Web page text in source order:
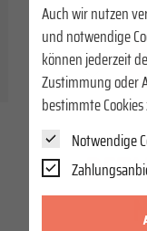
Auch wir nutzen
und notwendige
können jederzeit
Zustimmung oder
bestimmte
Notwendige